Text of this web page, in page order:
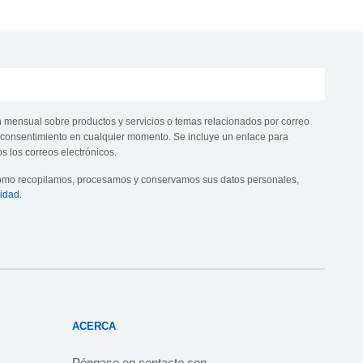
sobre productos y servicios o temas relacionados por correo
en cualquier momento. Se incluye un enlace para
los correos electrónicos.
recopilamos, procesamos y conservamos sus datos personales,
.
ACERCA